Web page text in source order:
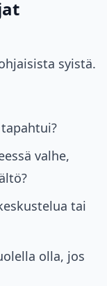
syistä.
valhe,
tai
olla, jos